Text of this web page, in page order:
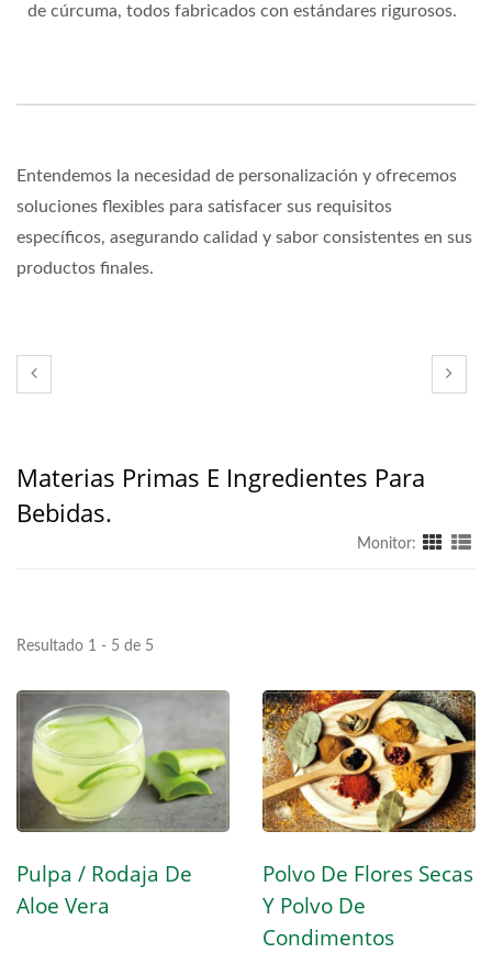
de cúrcuma, todos fabricados con estándares rigurosos.
Entendemos la necesidad de personalización y ofrecemos
soluciones flexibles para satisfacer sus requisitos
específicos, asegurando calidad y sabor consistentes en sus
productos finales.
Materias Primas E Ingredientes Para
Bebidas.
Monitor:
Resultado 1 - 5 de 5
Pulpa / Rodaja De
Aloe Vera
Polvo De Flores Secas
Y Polvo De
Condimentos